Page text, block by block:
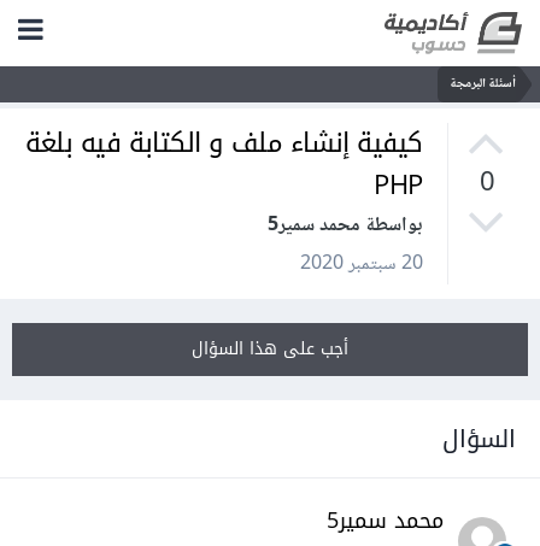
أسئلة البرمجة
0
كيفية إنشاء ملف و الكتابة فيه بلغة
PHP
بواسطة محمد سمير5
20 سبتمبر 2020
أجب على هذا السؤال
السؤال
محمد سمير5